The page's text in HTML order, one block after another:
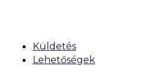
Küldetés
Lehetőségek